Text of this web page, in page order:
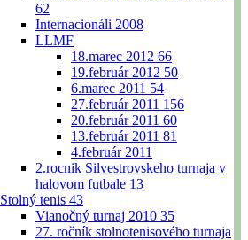
62
Internacionáli 2008
LLMF
18.marec 2012 66
19.február 2012 50
6.marec 2011 54
27.február 2011 156
20.február 2011 60
13.február 2011 81
4.február 2011
2.rocnik Silvestrovskeho turnaja v
halovom futbale 13
Stolný tenis 43
Vianočný turnaj 2010 35
27. ročník stolnotenisového turnaja